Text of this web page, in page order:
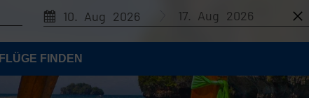
10. Aug 2026 17. Aug 2026
FLÜGE FINDEN